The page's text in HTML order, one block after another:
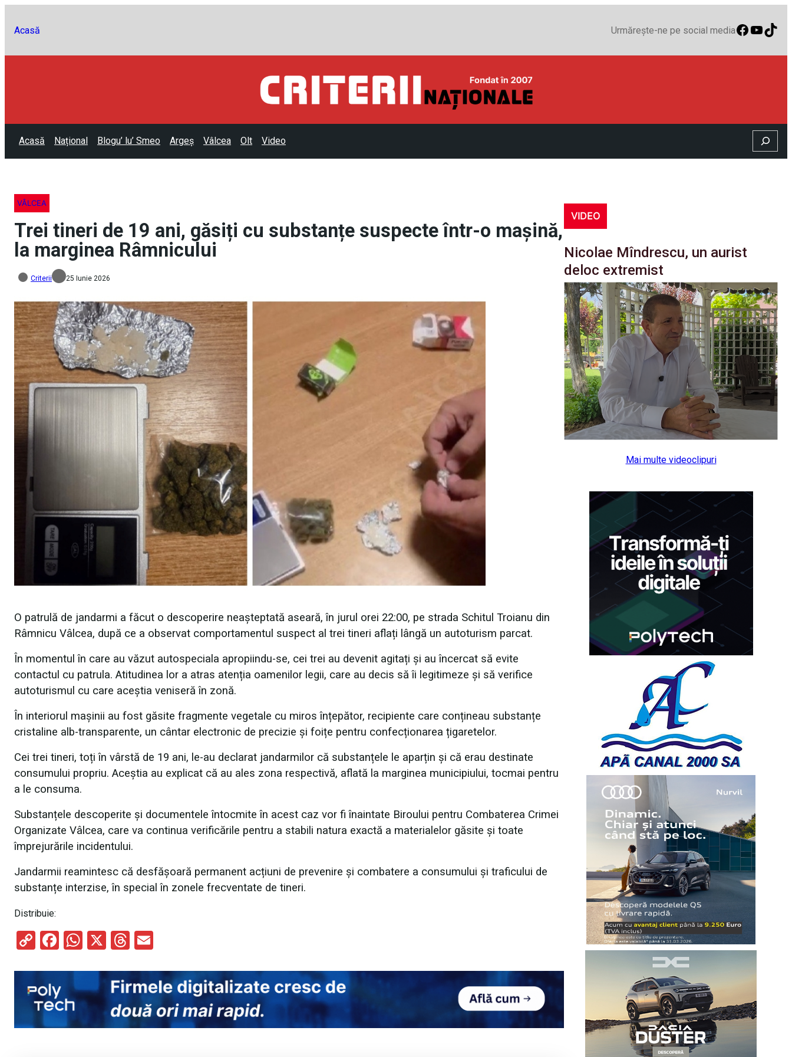
Acasă Urmărește-ne pe social media
Acasă Național Blogu’ lu’ Smeo Argeș Vâlcea Olt Video Search
VÂLCEA
Trei tineri de 19 ani, găsiți cu substanțe suspecte într-o mașină,
la marginea Râmnicului
Criterii 25 Iunie 2026
O patrulă de jandarmi a făcut o descoperire neașteptată aseară, în jurul orei 22:00, pe strada Schitul Troianu din
Râmnicu Vâlcea, după ce a observat comportamentul suspect al trei tineri aflați lângă un autoturism parcat.
În momentul în care au văzut autospeciala apropiindu-se, cei trei au devenit agitați și au încercat să evite
contactul cu patrula. Atitudinea lor a atras atenția oamenilor legii, care au decis să îi legitimeze și să verifice
autoturismul cu care aceștia veniseră în zonă.
În interiorul mașinii au fost găsite fragmente vegetale cu miros înțepător, recipiente care conțineau substanțe
cristaline alb-transparente, un cântar electronic de precizie și foițe pentru confecționarea țigaretelor.
Cei trei tineri, toți în vârstă de 19 ani, le-au declarat jandarmilor că substanțele le aparțin și că erau destinate
consumului propriu. Aceștia au explicat că au ales zona respectivă, aflată la marginea municipiului, tocmai pentru
a le consuma.
Substanțele descoperite și documentele întocmite în acest caz vor fi înaintate Biroului pentru Combaterea Crimei
Organizate Vâlcea, care va continua verificările pentru a stabili natura exactă a materialelor găsite și toate
împrejurările incidentului.
Jandarmii reamintesc că desfășoară permanent acțiuni de prevenire și combatere a consumului și traficului de
substanțe interzise, în special în zonele frecventate de tineri.
Distribuie:
C
py
Li
n
k
F
ce
b
o
o
W
at
s
A
p
X
T
e
a
d
s
ail
VIDEO
Nicolae Mîndrescu, un aurist
deloc extremist
Mai multe videoclipuri